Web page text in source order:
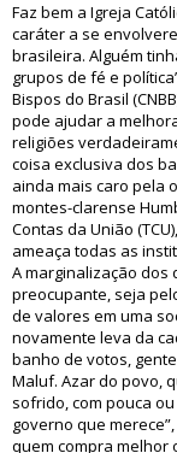
Faz bem a Igreja
caráter a se
brasileira. Alguém
grupos de fé e
Bispos do Brasil
pode ajudar a
religiões
coisa exclusiva dos
ainda mais caro pela
montes-clarense
Contas da União
ameaça todas as
A marginalização dos
preocupante, seja
de valores em uma
novamente leva da
banho de votos,
Maluf. Azar do povo,
sofrido, com pouca
governo que
quem compra melhor